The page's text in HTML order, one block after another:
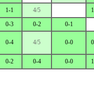
1-1 4/5
0-3 0-2 0-1
0-4 4/5 0-0
0-2 0-4 0-0